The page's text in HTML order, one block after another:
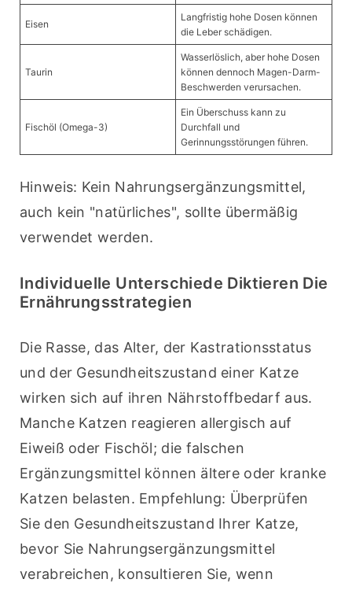
Eisen
Langfristig hohe Dosen können
die Leber schädigen.
Taurin
Wasserlöslich, aber hohe Dosen
können dennoch Magen-Darm-
Beschwerden verursachen.
Fischöl (Omega-3)
Ein Überschuss kann zu
Durchfall und
Gerinnungsstörungen führen.
Hinweis: Kein Nahrungsergänzungsmittel,
auch kein "natürliches", sollte übermäßig
verwendet werden.
Individuelle Unterschiede Diktieren Die
Ernährungsstrategien
Die Rasse, das Alter, der Kastrationsstatus
und der Gesundheitszustand einer Katze
wirken sich auf ihren Nährstoffbedarf aus.
Manche Katzen reagieren allergisch auf
Eiweiß oder Fischöl; die falschen
Ergänzungsmittel können ältere oder kranke
Katzen belasten. Empfehlung: Überprüfen
Sie den Gesundheitszustand Ihrer Katze,
bevor Sie Nahrungsergänzungsmittel
verabreichen, konsultieren Sie, wenn